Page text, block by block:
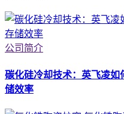
公司简介
碳化硅冷却技术：英飞凌
储效率